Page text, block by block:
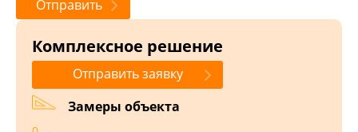
Комплексное решение
Отправить заявку
Замеры объекта